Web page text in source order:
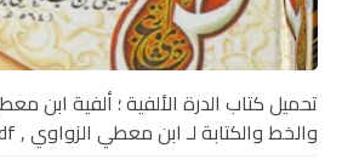
تحميل كتاب الدرة الألفية ؛ ألفية ابن
والخط والكتابة لـ ابن معطي الزواوي , pdf